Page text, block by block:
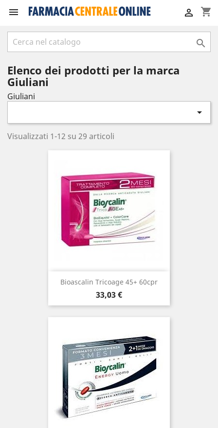
 shopping_cart


Elenco dei prodotti per la marca
Giuliani
Giuliani

Visualizzati 1-12 su 29 articoli
Bioascalin Tricoage 45+ 60cpr
Prezzo
33,03 €